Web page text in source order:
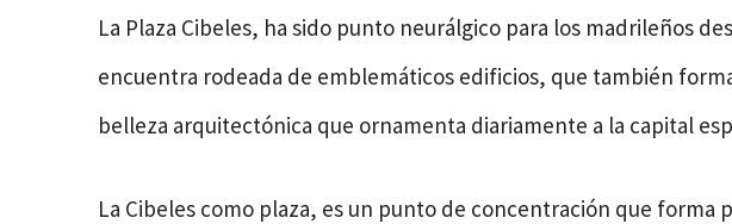
La Plaza Cibeles, ha sido punto neurálgico para los madrileños
encuentra rodeada de emblemáticos edificios, que también
belleza arquitectónica que ornamenta diariamente a la capital
La Cibeles como plaza, es un punto de concentración que forma